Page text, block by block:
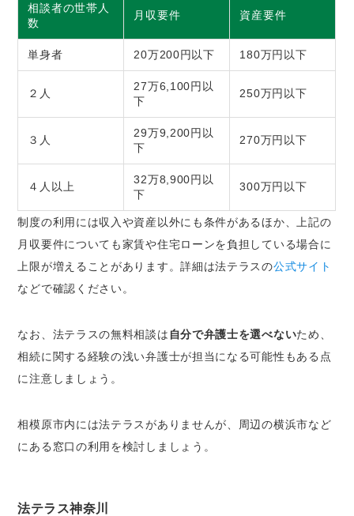
相談者の世帯人
数
月収要件 資産要件
単身者 20万200円以下 180万円以下
２人
27万6,100円以
下
250万円以下
３人
29万9,200円以
下
270万円以下
４人以上
32万8,900円以
下
300万円以下
制度の利用には収入や資産以外にも条件があるほか、上記の
月収要件についても家賃や住宅ローンを負担している場合に
上限が増えることがあります。詳細は法テラスの公式サイト
などで確認ください。
なお、法テラスの無料相談は 自分で弁護士を選べないため、
相続に関する経験の浅い弁護士が担当になる可能性もある点
に注意しましょう。
相模原市内には法テラスがありませんが、周辺の横浜市など
にある窓口の利用を検討しましょう。
法テラス神奈川